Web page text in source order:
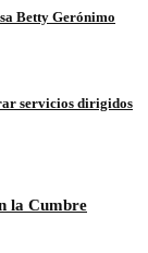
Betty Gerónimo
servicios dirigidos
la Cumbre